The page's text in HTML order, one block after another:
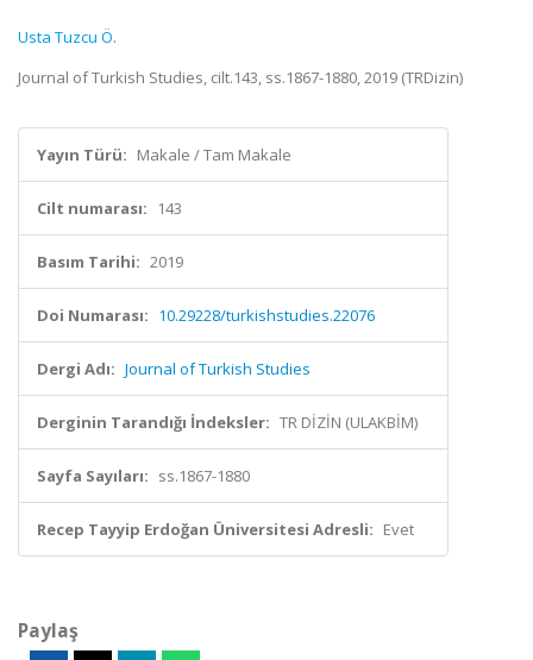
Usta Tuzcu Ö.
Journal of Turkish Studies, cilt.143, ss.1867-1880, 2019 (TRDizin)
Yayın Türü: Makale / Tam Makale
Cilt numarası: 143
Basım Tarihi: 2019
Doi Numarası: 10.29228/turkishstudies.22076
Dergi Adı: Journal of Turkish Studies
Derginin Tarandığı İndeksler: TR DİZİN (ULAKBİM)
Sayfa Sayıları: ss.1867-1880
Recep Tayyip Erdoğan Üniversitesi Adresli: Evet
Paylaş